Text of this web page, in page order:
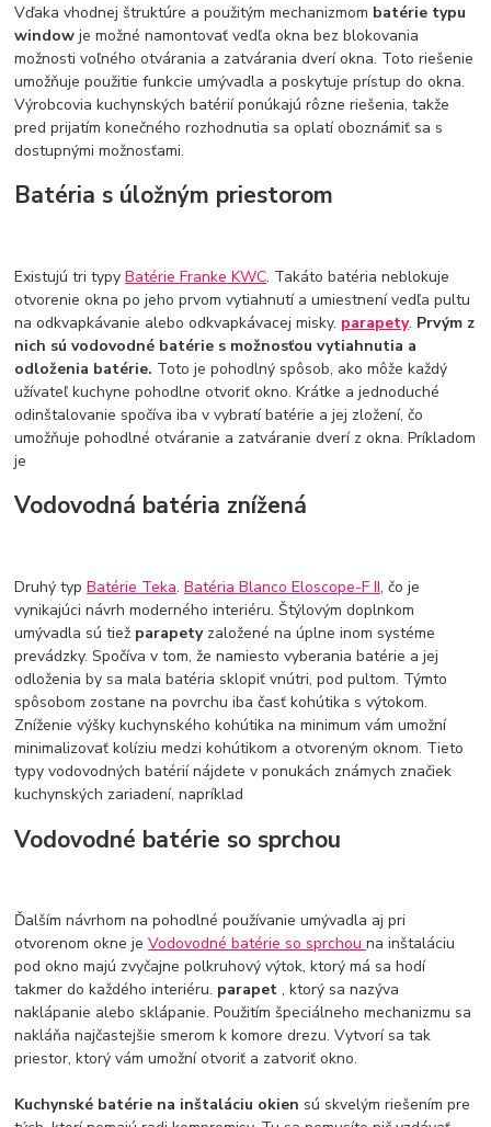
Vďaka vhodnej štruktúre a použitým mechanizmom batérie typu
windowje možné namontovať vedľa okna bez blokovania
možnosti voľného otvárania a zatvárania dverí okna. Toto riešenie
umožňuje použitie funkcie umývadla a poskytuje prístup do okna.
Výrobcovia kuchynských batérií ponúkajú rôzne riešenia, takže
pred prijatím konečného rozhodnutia sa oplatí oboznámiť sa s
dostupnými možnosťami.
Batéria s úložným priestorom
Existujú tri typyBatérie Franke KWC. Takáto batéria neblokuje
otvorenie okna po jeho prvom vytiahnutí a umiestnení vedľa pultu
na odkvapkávanie alebo odkvapkávacej misky. parapety. Prvým z
nich sú vodovodné batérie s možnosťou vytiahnutia a
odloženia batérie. Toto je pohodlný spôsob, ako môže každý
užívateľ kuchyne pohodlne otvoriť okno. Krátke a jednoduché
odinštalovanie spočíva iba v vybratí batérie a jej zložení, čo
umožňuje pohodlné otváranie a zatváranie dverí z okna. Príkladom
je
Vodovodná batéria znížená
Druhý typBatérie Teka.Batéria Blanco Eloscope-F II, čo je
vynikajúci návrh moderného interiéru. Štýlovým doplnkom
umývadla sú tiež parapety založené na úplne inom systéme
prevádzky. Spočíva v tom, že namiesto vyberania batérie a jej
odloženia by sa mala batéria sklopiť vnútri, pod pultom. Týmto
spôsobom zostane na povrchu iba časť kohútika s výtokom.
Zníženie výšky kuchynského kohútika na minimum vám umožní
minimalizovať kolíziu medzi kohútikom a otvoreným oknom. Tieto
typy vodovodných batérií nájdete v ponukách známych značiek
kuchynských zariadení, napríklad
Vodovodné batérie so sprchou
Ďalším návrhom na pohodlné používanie umývadla aj pri
otvorenom okne jeVodovodné batérie so sprchouna inštaláciu
pod okno majú zvyčajne polkruhový výtok, ktorý má sa hodí
takmer do každého interiéru. parapet, ktorý sa nazýva
naklápanie alebo sklápanie. Použitím špeciálneho mechanizmu sa
nakláňa najčastejšie smerom k komore drezu. Vytvorí sa tak
priestor, ktorý vám umožní otvoriť a zatvoriť okno.
Kuchynské batérie na inštaláciu okien sú skvelým riešením pre